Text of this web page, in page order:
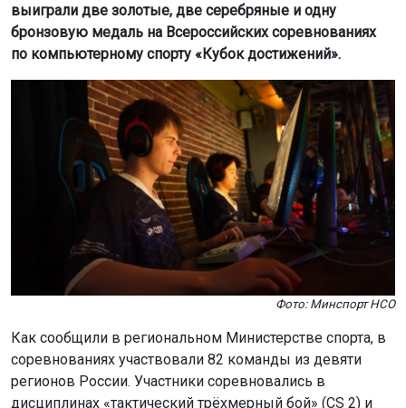
выиграли две золотые, две серебряные и одну
бронзовую медаль на Всероссийских соревнованиях
по компьютерному спорту «Кубок достижений».
Фото: Минспорт НСО
Как сообщили в региональном Министерстве спорта, в
соревнованиях участвовали 82 команды из девяти
регионов России. Участники соревновались в
дисциплинах «тактический трёхмерный бой» (CS 2) и